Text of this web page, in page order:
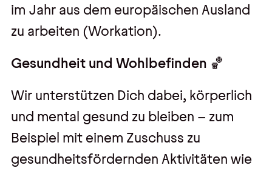
im Jahr aus dem europäischen Ausland
zu arbeiten (Workation).
Gesundheit und Wohlbefinden 🏀
Wir unterstützen Dich dabei, körperlich
und mental gesund zu bleiben – zum
Beispiel mit einem Zuschuss zu
gesundheitsfördernden Aktivitäten wie